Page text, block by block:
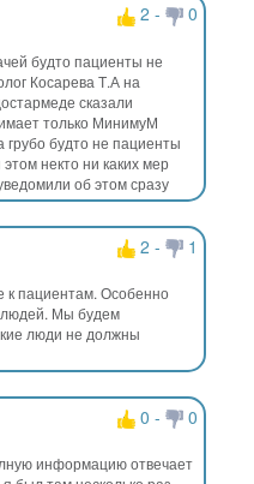
2 -
0
будто пациенты не
Косарева Т.А на
сказали
только МинимуМ
грубо будто не пациенты
некто ни каких мер
об этом сразу
2 -
1
к пациентам. Особенно
людей. Мы будем
люди не должны
0 -
0
информацию отвечает